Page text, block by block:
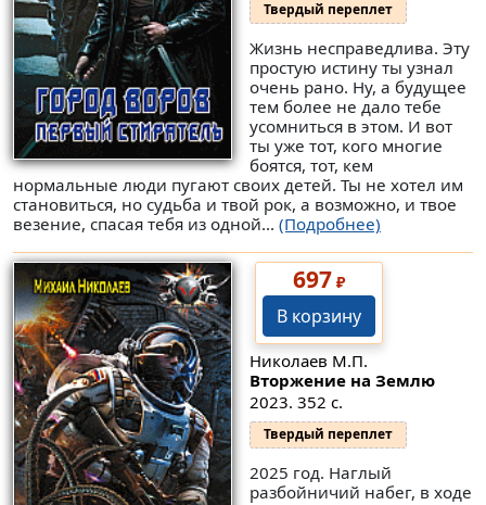
Твердый переплет
Жизнь несправедлива. Эту
простую истину ты узнал
очень рано. Ну, а будущее
тем более не дало тебе
усомниться в этом. И вот
ты уже тот, кого многие
боятся, тот, кем
нормальные люди пугают своих детей. Ты не хотел им
становиться, но судьба и твой рок, а возможно, и твое
везение, спасая тебя из одной... (Подробнее)
697₽
В корзину
Николаев М.П.
Вторжение на Землю
2023. 352 с.
Твердый переплет
2025 год. Наглый
разбойничий набег, в ходе